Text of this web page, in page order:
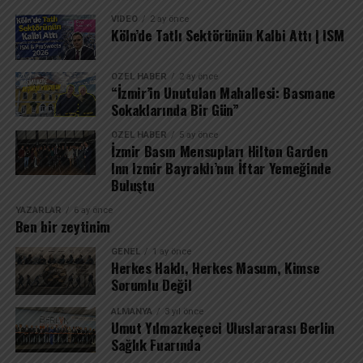
VIDEO 2 ay önce
Köln’de Tatlı Sektörünün Kalbi Attı | ISM
ÖZEL HABER 2 ay önce
“İzmir’in Unutulan Mahallesi: Basmane
Sokaklarında Bir Gün”
ÖZEL HABER 5 ay önce
İzmir Basın Mensupları Hilton Garden
Inn Izmir Bayraklı’nın İftar Yemeğinde
Buluştu
YAZARLAR 6 ay önce
Ben bir zeytinim
GENEL 1 ay önce
Herkes Haklı, Herkes Masum, Kimse
Sorumlu Değil
ALMANYA 3 yıl önce
Umut Yılmazkeçeci Uluslararası Berlin
Sağlık Fuarında